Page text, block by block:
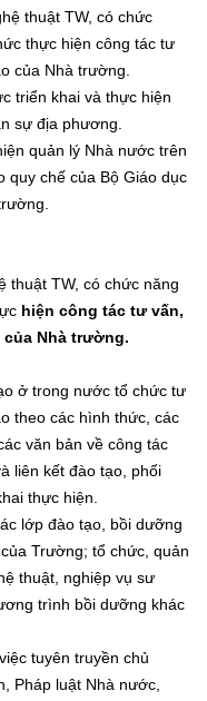
thuật TW, có chức
thực hiện công tác tư
của Nhà trường.
triển khai và thực hiện
sự địa phương.
quản lý Nhà nước trên
quy chế của Bộ Giáo dục
thuật TW, có chức năng
hiện công tác tư vấn,
Nhà trường.
ở trong nước tổ chức tư
theo các hình thức, các
văn bản về công tác
liên kết đào tạo, phối
thực hiện.
lớp đào tạo, bồi dưỡng
Trường; tổ chức, quản
thuật, nghiệp vụ sư
trình bồi dưỡng khác
tuyên truyền chủ
Pháp luật Nhà nước,